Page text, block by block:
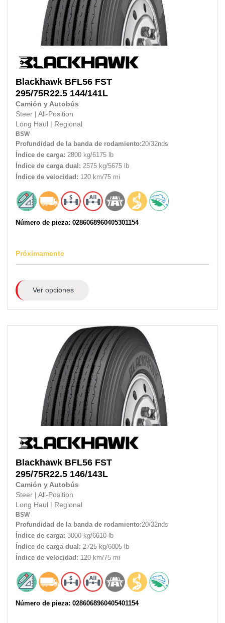
Blackhawk BFL56 FST
295/75R22.5 144/141L
Camión y Autobús
Steer
All-Position
Long Haul
Regional
BSW
Profundidad de la banda de rodamiento:20/32nds
Índice de carga: 2800 kg/6175 lb
Índice de carga dual: 2575 kg/5675 lb
Índice de velocidad: 120 km/75 mi
Número de pieza: 0286068960405301154
Próximamente
Ver opciones
Blackhawk BFL56 FST
295/75R22.5 146/143L
Camión y Autobús
Steer | All-Position
Long Haul | Regional
BSW
Profundidad de la banda de rodamiento:20/32nds
Índice de carga: 3000 kg/6610 lb
Índice de carga dual: 2725 kg/6005 lb
Índice de velocidad: 120 km/75 mi
Número de pieza: 0286068960405401154